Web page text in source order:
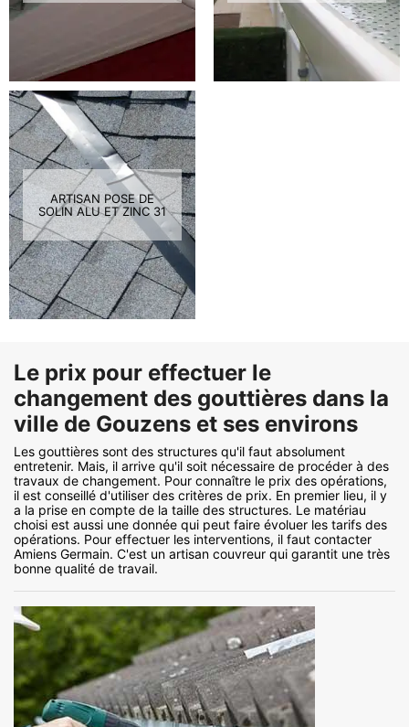
ARTISAN POSE DE
SOLIN ALU ET ZINC 31
Le prix pour effectuer le
changement des gouttières dans la
ville de Gouzens et ses environs
Les gouttières sont des structures qu'il faut absolument
entretenir. Mais, il arrive qu'il soit nécessaire de procéder à des
travaux de changement. Pour connaître le prix des opérations,
il est conseillé d'utiliser des critères de prix. En premier lieu, il y
a la prise en compte de la taille des structures. Le matériau
choisi est aussi une donnée qui peut faire évoluer les tarifs des
opérations. Pour effectuer les interventions, il faut contacter
Amiens Germain. C'est un artisan couvreur qui garantit une très
bonne qualité de travail.